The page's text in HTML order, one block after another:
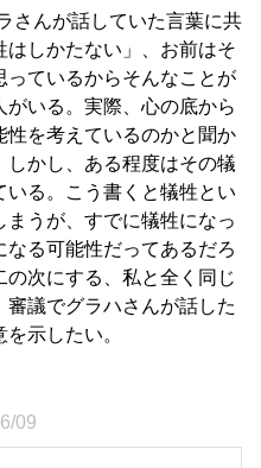
さんが話していた言葉に共
はしかたない」、お前はそ
っているからそんなことが
いる。実際、心の底から
性を考えているのかと聞か
しかし、ある程度はその犠
いる。こう書くと犠牲とい
まうが、すでに犠牲になっ
る可能性だってあるだろ
の次にする、私と全く同じ
議でグラハさんが話した
示したい。
09